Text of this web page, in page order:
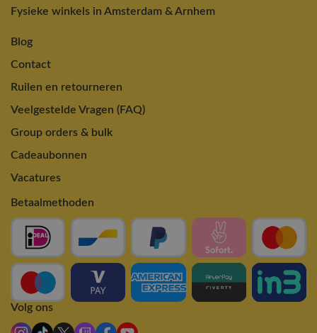
Fysieke winkels in Amsterdam & Arnhem
Blog
Contact
Ruilen en retourneren
Veelgestelde Vragen (FAQ)
Group orders & bulk
Cadeaubonnen
Vacatures
Betaalmethoden
Volg ons